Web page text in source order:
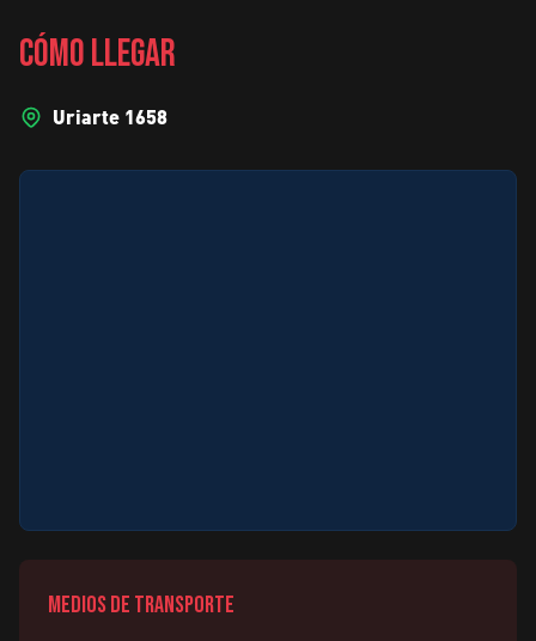
CÓMO LLEGAR
Uriarte 1658
Medios de transporte